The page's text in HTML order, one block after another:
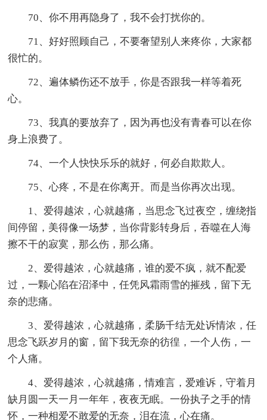
70、你不用再隐身了，我不会打扰你的。
71、好好照顾自己，不要奢望别人来疼你，大家都
很忙的。
72、遍体鳞伤还不放手，你是否跟我一样等着死
心。
73、我真的要放弃了，因为再也没有青春可以在你
身上浪费了。
74、一个人快快乐乐的就好，何必自欺欺人。
75、心疼，不是在你离开。而是当你再次出现。
1、爱得越浓，心就越痛，当思念飞过夜空，缠绕指
间停留，美得像一场梦，当你背影转身后，吞噬在人海
擦不干的寂寞，那么伤，那么痛。
2、爱得越浓，心就越痛，谁的爱不疯，就不配爱
过，一颗心陷在沼泽中，任凭风霜雨雪的摧残，留下无
奈的悲痛。
3、爱得越浓，心就越痛，柔肠千结无处诉情浓，任
思念飞跃岁月的窗，留下我无奈的彷徨，一个人伤，一
个人痛。
4、爱得越浓，心就越痛，情难言，爱难诉，守着月
缺月圆一天一月一年年，夜夜无眠。一份执子之手的情
怀，一种相爱不敢爱的无奈，泪在流，心在痛。